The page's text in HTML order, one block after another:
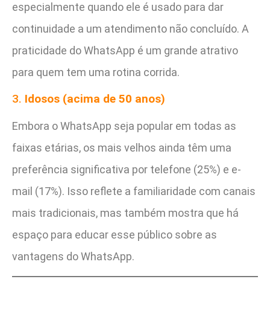
especialmente quando ele é usado para dar
continuidade a um atendimento não concluído. A
praticidade do WhatsApp é um grande atrativo
para quem tem uma rotina corrida.
3. Idosos (acima de 50 anos)
Embora o WhatsApp seja popular em todas as
faixas etárias, os mais velhos ainda têm uma
preferência significativa por telefone (25%) e e-
mail (17%). Isso reflete a familiaridade com canais
mais tradicionais, mas também mostra que há
espaço para educar esse público sobre as
vantagens do WhatsApp.